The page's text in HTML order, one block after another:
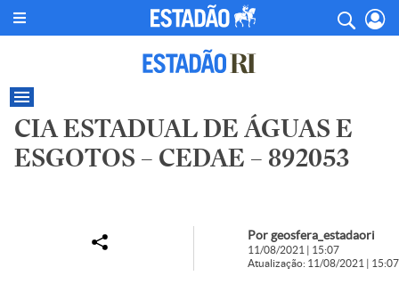
CIA ESTADUAL DE ÁGUAS E
ESGOTOS – CEDAE – 892053
Por geosfera_estadaori
11/08/2021 | 15:07
Atualização: 11/08/2021 | 15:07